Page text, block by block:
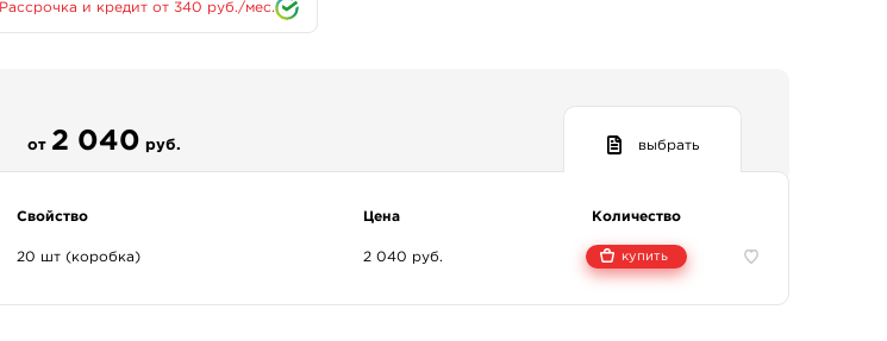
Рассрочка и кредит от 340 руб./мес.
от 2 040 руб. выбрать
Свойство Цена Количество
20 шт (коробка) 2 040 руб. купить